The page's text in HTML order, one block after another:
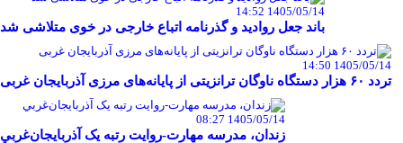
1405/05/14 14:52
باند جعل روادید و گذرنامه اتباع خارجی در خوی متلاشی شد
1405/05/14 14:50
تردد ۶۰ هزار دستگاه ناوگان ترانزیتی از پایانه‌های مرزی آذربایجان ‌غربی
1405/05/14 08:27
زندان، مدرسه مهارت-روايت رتبه يک آذربايجان‌غربي